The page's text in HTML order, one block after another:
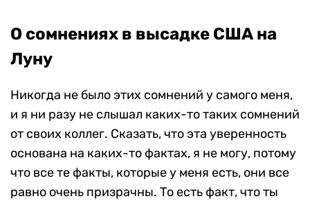
О сомнениях в высадке США на
Луну
Никогда не было этих сомнений у самого меня,
и я ни разу не слышал каких-то таких сомнений
от своих коллег. Сказать, что эта уверенность
основана на каких-то фактах, я не могу, потому
что все те факты, которые у меня есть, они все
равно очень призрачны. То есть факт, что ты